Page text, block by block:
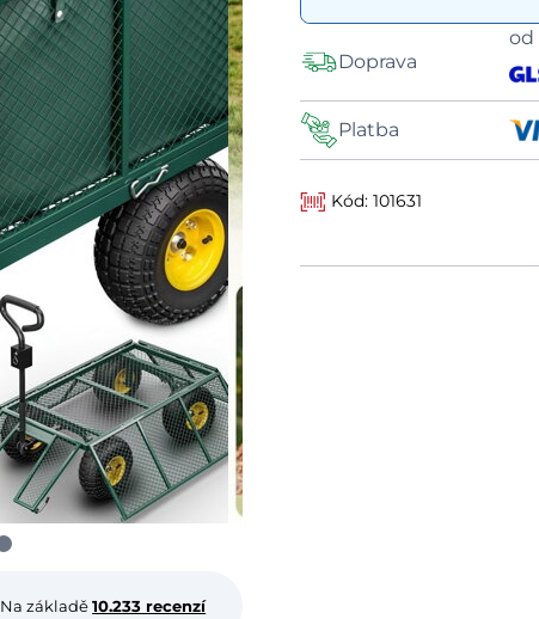
Na základě10.233 recenzí
Doprava
od
Platba
Kód: 101631